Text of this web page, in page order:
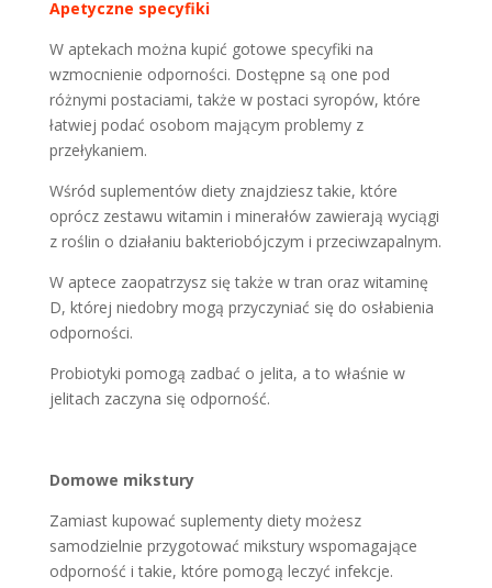
Apetyczne specyfiki
W aptekach można kupić gotowe specyfiki na
wzmocnienie odporności. Dostępne są one pod
różnymi postaciami, także w postaci syropów, które
łatwiej podać osobom mającym problemy z
przełykaniem.
Wśród suplementów diety znajdziesz takie, które
oprócz zestawu witamin i minerałów zawierają wyciągi
z roślin o działaniu bakteriobójczym i przeciwzapalnym.
W aptece zaopatrzysz się także w tran oraz witaminę
D, której niedobry mogą przyczyniać się do osłabienia
odporności.
Probiotyki pomogą zadbać o jelita, a to właśnie w
jelitach zaczyna się odporność.
Domowe mikstury
Zamiast kupować suplementy diety możesz
samodzielnie przygotować mikstury wspomagające
odporność i takie, które pomogą leczyć infekcje.